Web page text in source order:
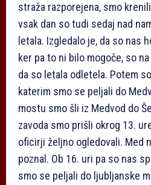
straža razporejena, smo
vsak dan so tudi sedaj nad
letala. Izgledalo je, da so nas
ker pa to ni bilo mogoče, so
da so letala odletela. Potem
katerim smo se peljali do
mostu smo šli iz Medvod do
zavoda smo prišli okrog 13.
oficirji željno ogledovali. Med
poznal. Ob 16. uri pa so nas
smo se peljali do ljubljanske